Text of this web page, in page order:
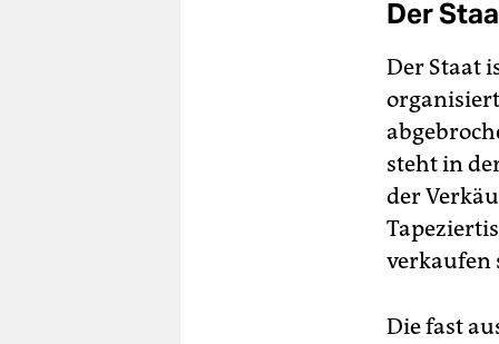
Der
Der Staat
steht in
der
verkaufen
Die fast